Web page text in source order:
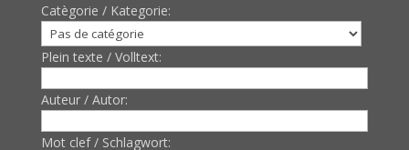
Catègorie / Kategorie:
Plein texte / Volltext:
Auteur / Autor:
Mot clef / Schlagwort: